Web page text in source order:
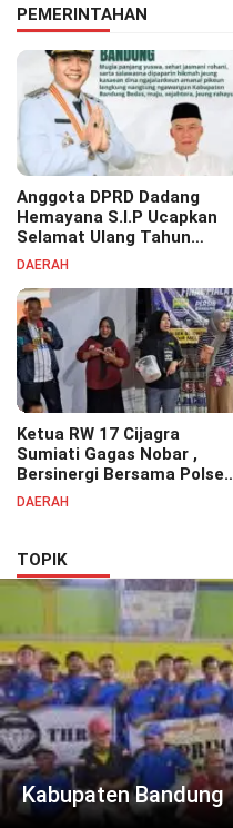
PEMERINTAHAN
Anggota DPRD Dadang
Hemayana S.I.P Ucapkan
Selamat Ulang Tahun
untuk Bupati Bandung
DAERAH
Ketua RW 17 Cijagra
Sumiati Gagas Nobar ,
Bersinergi Bersama Polsek
Bojongsoang Semarakkan
DAERAH
TOPIK
Kabupaten Bandung